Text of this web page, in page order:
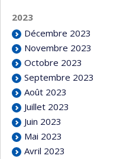
2023
Décembre 2023
Novembre 2023
Octobre 2023
Septembre 2023
Août 2023
Juillet 2023
Juin 2023
Mai 2023
Avril 2023